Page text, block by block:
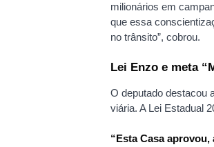
milionários em
que essa
no trânsito”, cobrou.
Lei Enzo e meta
O deputado destacou
viária. A Lei Estadual
“Esta Casa